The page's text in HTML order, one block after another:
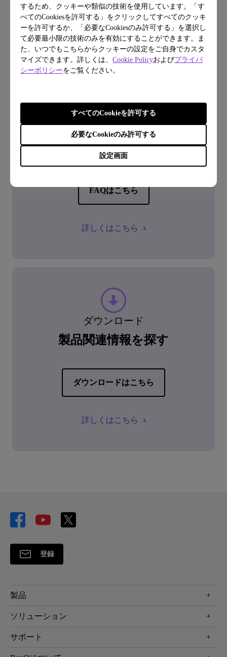
するため、クッキーや類似の技術を使用しています。「す
べてのCookiesを許可する」をクリックしてすべてのクッキ
ーを許可するか、「必要なCookiesのみ許可する」を選択し
て必要最小限の技術のみを有効にすることができます。ま
た、いつでもこちらからクッキーの設定をご自身でカスタ
マイズできます。詳しくは、 Cookie Policyおよびプライバ
シーポリシーをご覧ください。
設定画面
必要なCookieのみ許可する
すべてのCookieを許可する
FAQ
よくある質問から探す
FAQはこちら
詳しくはこちら
ダウンロード
製品関連情報を探す
ダウンロードはこちら
詳しくはこちら
登録
製品
プロジェクター
照明
Webカメラ
ソリューション
ビジネス向け
サポート
サポート